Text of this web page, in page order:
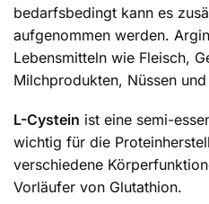
bedarfsbedingt kann es
aufgenommen werden.
Lebensmitteln wie Fleisch,
Milchprodukten, Nüssen
L-Cystein ist eine semi-
wichtig für die
verschiedene
Vorläufer von Glutathion.